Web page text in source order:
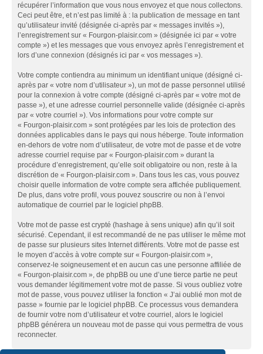
récupérer l’information que vous nous envoyez et que nous collectons.
Ceci peut être, et n’est pas limité à : la publication de message en tant
qu’utilisateur invité (désignée ci-après par « messages invités »),
l’enregistrement sur « Fourgon-plaisir.com » (désignée ici par « votre
compte ») et les messages que vous envoyez après l’enregistrement et
lors d’une connexion (désignés ici par « vos messages »).
Votre compte contiendra au minimum un identifiant unique (désigné ci-
après par « votre nom d’utilisateur »), un mot de passe personnel utilisé
pour la connexion à votre compte (désigné ci-après par « votre mot de
passe »), et une adresse courriel personnelle valide (désignée ci-après
par « votre courriel »). Vos informations pour votre compte sur
« Fourgon-plaisir.com » sont protégées par les lois de protection des
données applicables dans le pays qui nous héberge. Toute information
en-dehors de votre nom d’utilisateur, de votre mot de passe et de votre
adresse courriel requise par « Fourgon-plaisir.com » durant la
procédure d’enregistrement, qu’elle soit obligatoire ou non, reste à la
discrétion de « Fourgon-plaisir.com ». Dans tous les cas, vous pouvez
choisir quelle information de votre compte sera affichée publiquement.
De plus, dans votre profil, vous pouvez souscrire ou non à l’envoi
automatique de courriel par le logiciel phpBB.
Votre mot de passe est crypté (hashage à sens unique) afin qu’il soit
sécurisé. Cependant, il est recommandé de ne pas utiliser le même mot
de passe sur plusieurs sites Internet différents. Votre mot de passe est
le moyen d’accès à votre compte sur « Fourgon-plaisir.com »,
conservez-le soigneusement et en aucun cas une personne affiliée de
« Fourgon-plaisir.com », de phpBB ou une d’une tierce partie ne peut
vous demander légitimement votre mot de passe. Si vous oubliez votre
mot de passe, vous pouvez utiliser la fonction « J’ai oublié mon mot de
passe » fournie par le logiciel phpBB. Ce processus vous demandera
de fournir votre nom d’utilisateur et votre courriel, alors le logiciel
phpBB générera un nouveau mot de passe qui vous permettra de vous
reconnecter.